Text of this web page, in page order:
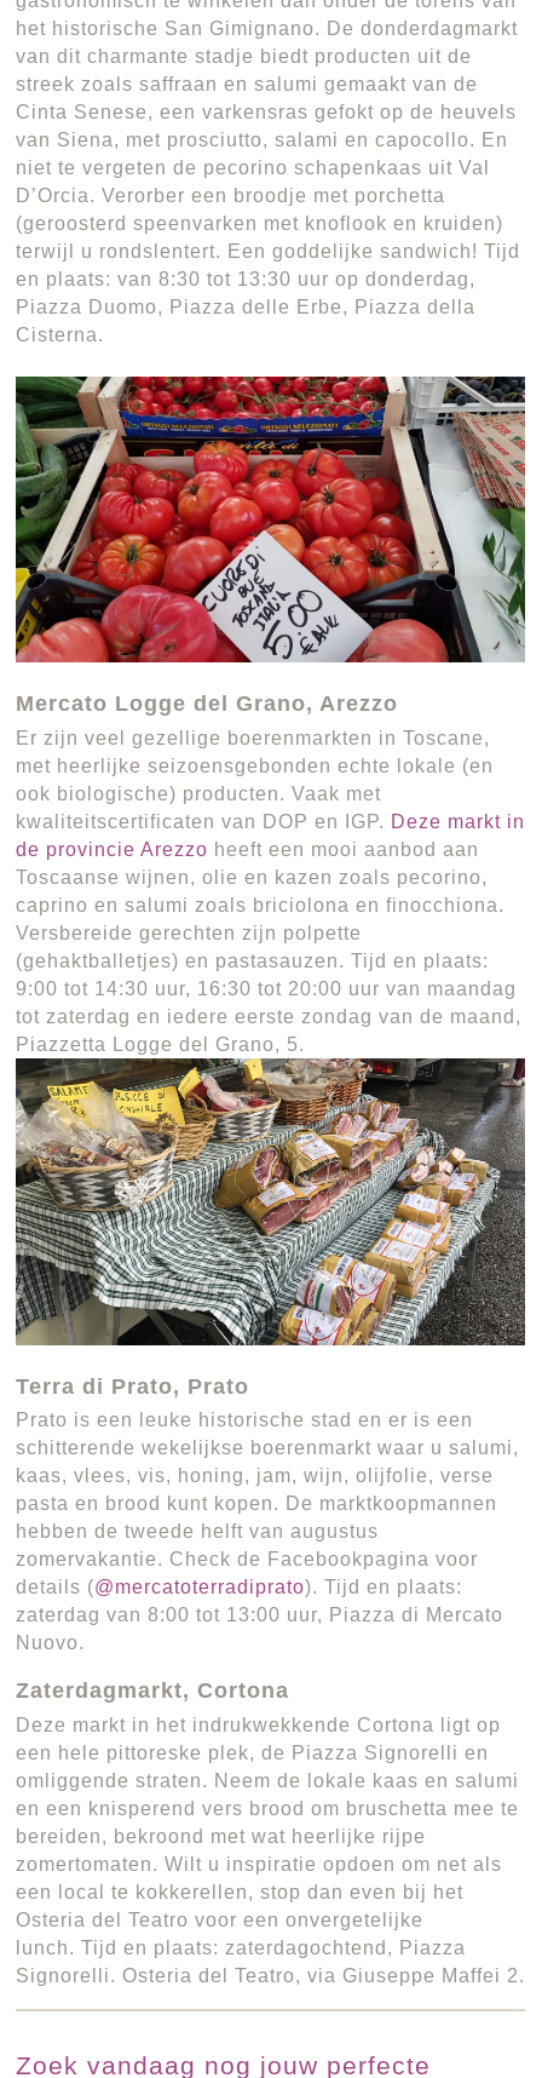
het historische San Gimignano. De donderdagmarkt
van dit charmante stadje biedt producten uit de
streek zoals saffraan en salumi gemaakt van de
Cinta Senese, een varkensras gefokt op de heuvels
van Siena, met prosciutto, salami en capocollo. En
niet te vergeten de pecorino schapenkaas uit Val
D’Orcia. Verorber een broodje met porchetta
(geroosterd speenvarken met knoflook en kruiden)
terwijl u rondslentert. Een goddelijke sandwich! Tijd
en plaats: van 8:30 tot 13:30 uur op donderdag,
Piazza Duomo, Piazza delle Erbe, Piazza della
Cisterna.
Mercato Logge del Grano, Arezzo
Er zijn veel gezellige boerenmarkten in Toscane,
met heerlijke seizoensgebonden echte lokale (en
ook biologische) producten. Vaak met
kwaliteitscertificaten van DOP en IGP. Deze markt in
de provincie Arezzo heeft een mooi aanbod aan
Toscaanse wijnen, olie en kazen zoals pecorino,
caprino en salumi zoals briciolona en finocchiona.
Versbereide gerechten zijn polpette
(gehaktballetjes) en pastasauzen. Tijd en plaats:
9:00 tot 14:30 uur, 16:30 tot 20:00 uur van maandag
tot zaterdag en iedere eerste zondag van de maand,
Piazzetta Logge del Grano, 5.
Terra di Prato, Prato
Prato is een leuke historische stad en er is een
schitterende wekelijkse boerenmarkt waar u salumi,
kaas, vlees, vis, honing, jam, wijn, olijfolie, verse
pasta en brood kunt kopen. De marktkoopmannen
hebben de tweede helft van augustus
zomervakantie. Check de Facebookpagina voor
details (@mercatoterradiprato). Tijd en plaats:
zaterdag van 8:00 tot 13:00 uur, Piazza di Mercato
Nuovo.
Zaterdagmarkt, Cortona
Deze markt in het indrukwekkende Cortona ligt op
een hele pittoreske plek, de Piazza Signorelli en
omliggende straten. Neem de lokale kaas en salumi
en een knisperend vers brood om bruschetta mee te
bereiden, bekroond met wat heerlijke rijpe
zomertomaten. Wilt u inspiratie opdoen om net als
een local te kokkerellen, stop dan even bij het
Osteria del Teatro voor een onvergetelijke
lunch. Tijd en plaats: zaterdagochtend, Piazza
Signorelli. Osteria del Teatro, via Giuseppe Maffei 2.
Zoek vandaag nog jouw perfecte